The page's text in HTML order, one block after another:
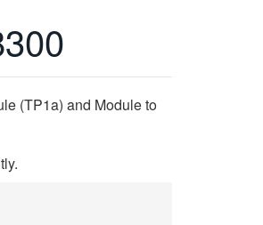
(TP1a) and Module to